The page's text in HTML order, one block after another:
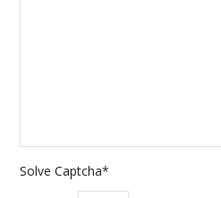
Solve Captcha*